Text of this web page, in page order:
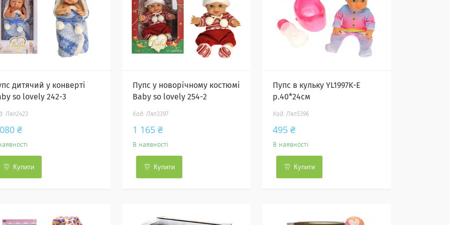
дитячий у конверті
so lovely 242-3
Лял2423
₴
Купити
Пупс у новорічному костюмі
Baby so lovely 254-2
Лял3397
1 165 ₴
В наявності
Купити
Пупс в кульку YL1997K-E
р.40*24см
Лял5396
495 ₴
В наявності
Купити